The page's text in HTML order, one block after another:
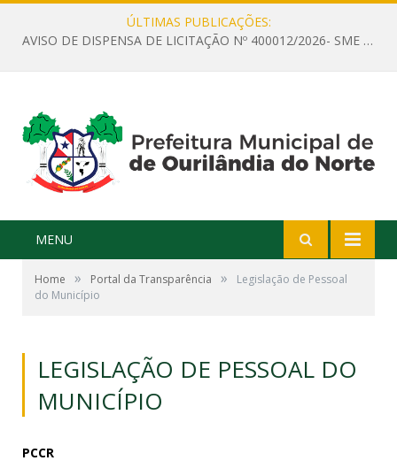
ÚLTIMAS PUBLICAÇÕES:
AVISO DE DISPENSA DE LICITAÇÃO Nº 400012/2026- SME – CONTRATAÇÃO DE EMPRESA ESPECIALIZADA PARA LOCAÇÃO DE ÔNIBUS EXECUTIVO COM CAPACIDADE DE 60 (SESSENTA) POLTRONAS, PARA TRANSPORTAR PROFESSORES RESPONSÁVEIS E ALUNOS PARA BRASÍLIA, COM SAÍDA DIA 10/08/2026 E RETORNO DIA 14/08/2026
MENU
Home » Portal da Transparência »
Legislação de Pessoal
do Município
LEGISLAÇÃO DE PESSOAL DO
MUNICÍPIO
PCCR